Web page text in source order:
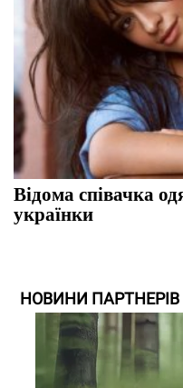
Відома співачка
українки
НОВИНИ ПАРТНЕРІВ